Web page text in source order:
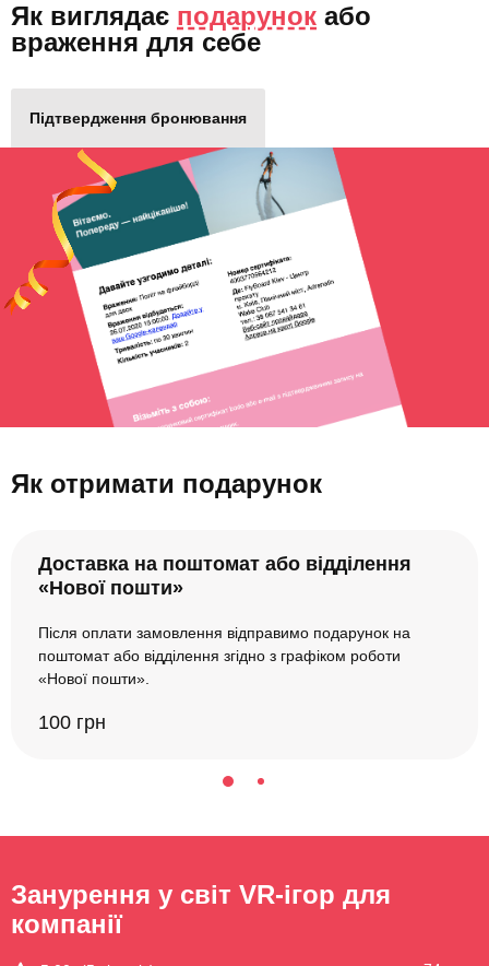
Як виглядає подарунок або
враження для себе
Підтвердження бронювання
Як отримати подарунок
Доставка на поштомат або відділення
«Нової пошти»
Після оплати замовлення відправимо подарунок на
поштомат або відділення згідно з графіком роботи
«Нової пошти».
100 грн
Занурення у світ VR-ігор для
компанії